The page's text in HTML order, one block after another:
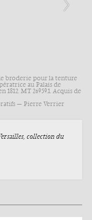
broderie pour la tenture
au Palais de
1812. MT 26959.1. Acquis de
— Pierre Verrier
collection du